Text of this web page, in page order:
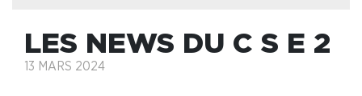
LES NEWS DU C S E 2
13 MARS 2024